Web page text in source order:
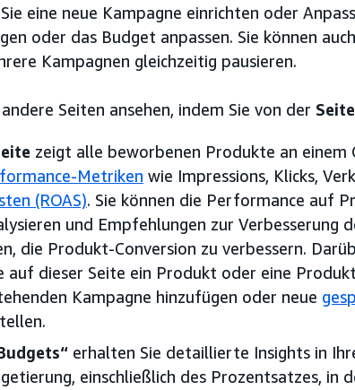
eine neue Kampagne einrichten oder
oder das Budget anpassen. Sie können
Kampagnen gleichzeitig pausieren.
Seiten ansehen, indem Sie von der
zeigt alle beworbenen Produkte an einem
Metriken wie Impressions, Klicks,
(ROAS). Sie können die Performance auf
und Empfehlungen zur Verbesserung
die Produkt-Conversion zu verbessern.
auf dieser Seite ein Produkt oder eine
Kampagne hinzufügen oder neue
erhalten Sie detaillierte Insights in
einschließlich des Prozentsatzes, in